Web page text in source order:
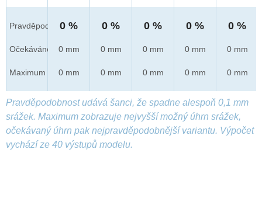
Pravděpod.
Očekáváno
Maximum
0 %
0 mm
0 mm
0 %
0 mm
0 mm
0 %
0 mm
0 mm
0 %
0 mm
0 mm
0 %
0 mm
0 mm
Pravděpodobnost udává šanci, že spadne alespoň 0,1 mm
srážek. Maximum zobrazuje nejvyšší možný úhrn srážek,
očekávaný úhrn pak nejpravděpodobnější variantu. Výpočet
vychází ze 40 výstupů modelu.